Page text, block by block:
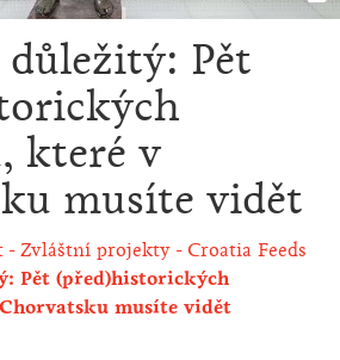
Pět
které v
musíte vidět
Zvláštní projekty Croatia Feeds
Pět (před)historických
musíte vidět